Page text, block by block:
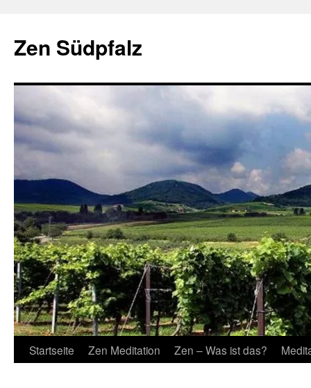
springen
Zen Südpfalz
Startseite Zen Meditation Zen – Was ist das?